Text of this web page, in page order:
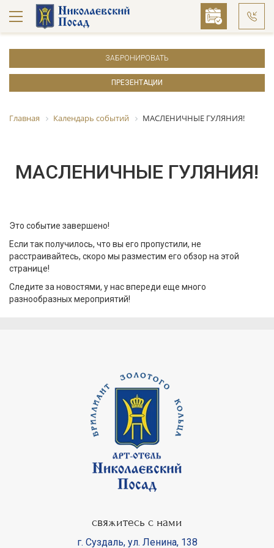
ЗАБРОНИРОВАТЬ
ПРЕЗЕНТАЦИИ
Главная Календарь событий МАСЛЕНИЧНЫЕ ГУЛЯНИЯ!
МАСЛЕНИЧНЫЕ ГУЛЯНИЯ!
Это событие завершено!
Если так получилось, что вы его пропустили, не
расстраивайтесь, скоро мы разместим его обзор на этой
странице!
Следите за новостями, у нас впереди еще много
разнообразных мероприятий!
свяжитесь с нами
г. Суздаль, ул. Ленина, 138